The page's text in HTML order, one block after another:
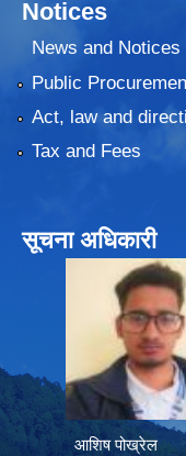
Notices
News and Notices
Public
Act, law and
Tax and Fees
सूचना अधिकारी
आशिष पोख्रेल